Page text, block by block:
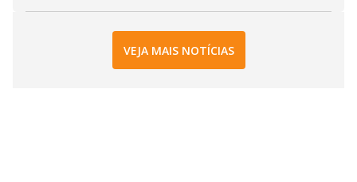
VEJA MAIS NOTÍCIAS